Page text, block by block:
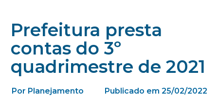
Prefeitura presta
contas do 3º
quadrimestre de 2021
Por Planejamento Publicado em 25/02/2022